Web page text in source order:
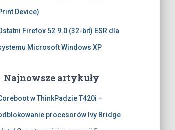
Device)
Firefox 52.9.0 (32-bit) ESR dla
Microsoft Windows XP
Najnowsze artykuły
w ThinkPadzie T420i –
procesorów Ivy Bridge